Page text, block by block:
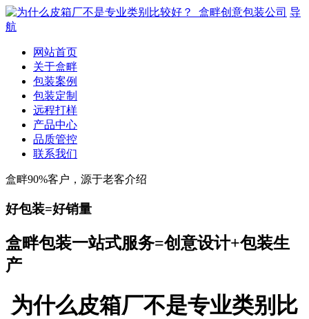
导
航
网站首页
关于盒畔
包装案例
包装定制
远程打样
产品中心
品质管控
联系我们
盒畔90%客户，源于老客介绍
好包装=好销量
盒畔包装一站式服务=创意设计+包装生
产
为什么皮箱厂不是专业类别比